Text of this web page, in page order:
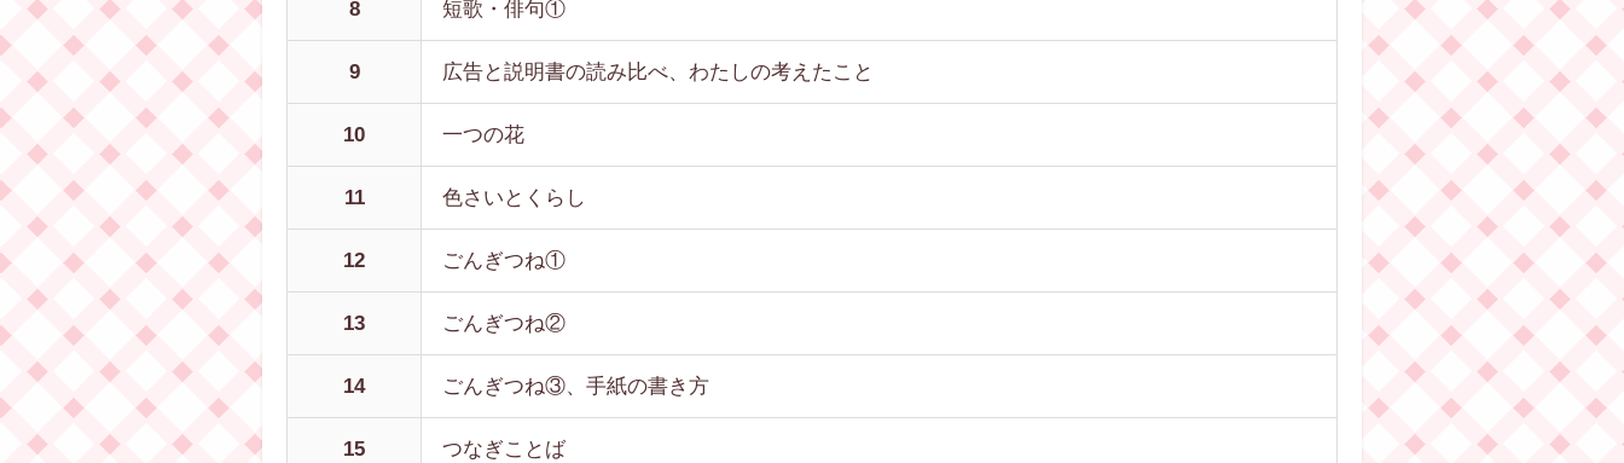
8 短歌・俳句①
9 広告と説明書の読み比べ、わたしの考えたこと
10 一つの花
11 色さいとくらし
12 ごんぎつね①
13 ごんぎつね②
14 ごんぎつね③、手紙の書き方
15 つなぎことば